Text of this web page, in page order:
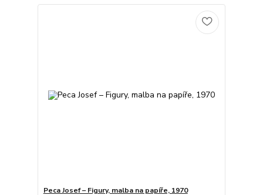
Peca Josef – Figury, malba na papíře, 1970